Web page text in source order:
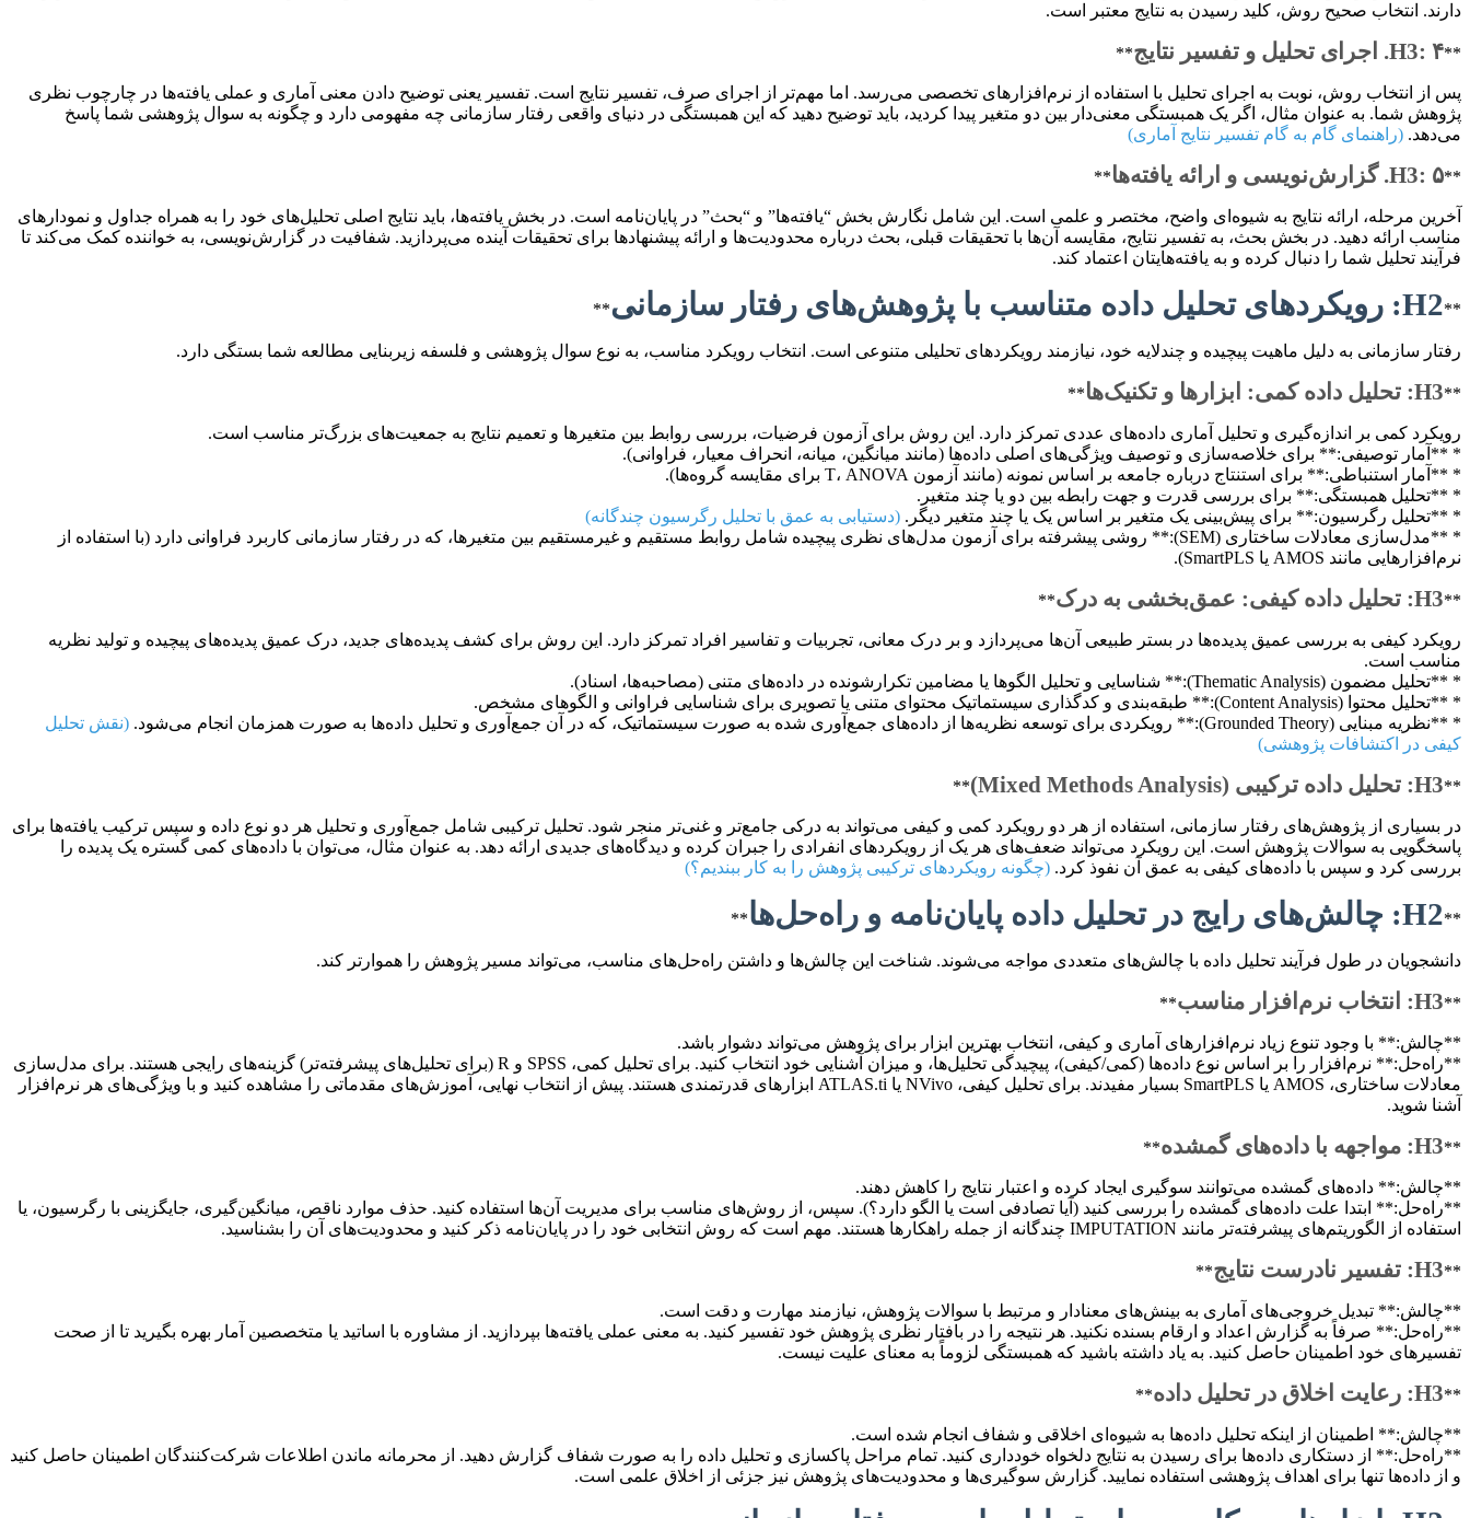
دارند. انتخاب صحیح روش، کلید رسیدن به نتایج معتبر است.
**H3: ۴. اجرای تحلیل و تفسیر نتایج **
پس از انتخاب روش، نوبت به اجرای تحلیل با استفاده از نرم‌افزارهای تخصصی می‌رسد. اما مهم‌تر از اجرای صرف، تفسیر نتایج است. تفسیر یعنی توضیح دادن معنی آماری و عملی یافته‌ها در چارچوب نظری
پژوهش شما. به عنوان مثال، اگر یک همبستگی معنی‌دار بین دو متغیر پیدا کردید، باید توضیح دهید که این همبستگی در دنیای واقعی رفتار سازمانی چه مفهومی دارد و چگونه به سوال پژوهشی شما پاسخ
می‌دهد. (راهنمای گام به گام تفسیر نتایج آماری)
**H3: ۵. گزارش‌نویسی و ارائه یافته‌ها **
آخرین مرحله، ارائه نتایج به شیوه‌ای واضح، مختصر و علمی است. این شامل نگارش بخش “یافته‌ها” و “بحث” در پایان‌نامه است. در بخش یافته‌ها، باید نتایج اصلی تحلیل‌های خود را به همراه جداول و نمودارهای
مناسب ارائه دهید. در بخش بحث، به تفسیر نتایج، مقایسه آن‌ها با تحقیقات قبلی، بحث درباره محدودیت‌ها و ارائه پیشنهادها برای تحقیقات آینده می‌پردازید. شفافیت در گزارش‌نویسی، به خواننده کمک می‌کند تا
فرآیند تحلیل شما را دنبال کرده و به یافته‌هایتان اعتماد کند.
**H2: رویکردهای تحلیل داده متناسب با پژوهش‌های رفتار سازمانی **
رفتار سازمانی به دلیل ماهیت پیچیده و چندلایه خود، نیازمند رویکردهای تحلیلی متنوعی است. انتخاب رویکرد مناسب، به نوع سوال پژوهشی و فلسفه زیربنایی مطالعه شما بستگی دارد.
**H3: تحلیل داده کمی: ابزارها و تکنیک‌ها **
رویکرد کمی بر اندازه‌گیری و تحلیل آماری داده‌های عددی تمرکز دارد. این روش برای آزمون فرضیات، بررسی روابط بین متغیرها و تعمیم نتایج به جمعیت‌های بزرگ‌تر مناسب است.
* **آمار توصیفی:** برای خلاصه‌سازی و توصیف ویژگی‌های اصلی داده‌ها (مانند میانگین، میانه، انحراف معیار، فراوانی).
* **آمار استنباطی:** برای استنتاج درباره جامعه بر اساس نمونه (مانند آزمون T، ANOVA برای مقایسه گروه‌ها).
* **تحلیل همبستگی:** برای بررسی قدرت و جهت رابطه بین دو یا چند متغیر.
* **تحلیل رگرسیون:** برای پیش‌بینی یک متغیر بر اساس یک یا چند متغیر دیگر. (دستیابی به عمق با تحلیل رگرسیون چندگانه)
* **مدل‌سازی معادلات ساختاری (SEM):** روشی پیشرفته برای آزمون مدل‌های نظری پیچیده شامل روابط مستقیم و غیرمستقیم بین متغیرها، که در رفتار سازمانی کاربرد فراوانی دارد (با استفاده از
نرم‌افزارهایی مانند AMOS یا SmartPLS).
**H3: تحلیل داده کیفی: عمق‌بخشی به درک **
رویکرد کیفی به بررسی عمیق پدیده‌ها در بستر طبیعی آن‌ها می‌پردازد و بر درک معانی، تجربیات و تفاسیر افراد تمرکز دارد. این روش برای کشف پدیده‌های جدید، درک عمیق پدیده‌های پیچیده و تولید نظریه
مناسب است.
* **تحلیل مضمون (Thematic Analysis):** شناسایی و تحلیل الگوها یا مضامین تکرارشونده در داده‌های متنی (مصاحبه‌ها، اسناد).
* **تحلیل محتوا (Content Analysis):** طبقه‌بندی و کدگذاری سیستماتیک محتوای متنی یا تصویری برای شناسایی فراوانی و الگوهای مشخص.
* **نظریه مبنایی (Grounded Theory):** رویکردی برای توسعه نظریه‌ها از داده‌های جمع‌آوری شده به صورت سیستماتیک، که در آن جمع‌آوری و تحلیل داده‌ها به صورت همزمان انجام می‌شود.
(نقش تحلیل
کیفی در اکتشافات پژوهشی)
**H3: تحلیل داده ترکیبی (Mixed Methods Analysis) **
در بسیاری از پژوهش‌های رفتار سازمانی، استفاده از هر دو رویکرد کمی و کیفی می‌تواند به درکی جامع‌تر و غنی‌تر منجر شود. تحلیل ترکیبی شامل جمع‌آوری و تحلیل هر دو نوع داده و سپس ترکیب یافته‌ها برای
پاسخگویی به سوالات پژوهش است. این رویکرد می‌تواند ضعف‌های هر یک از رویکردهای انفرادی را جبران کرده و دیدگاه‌های جدیدی ارائه دهد. به عنوان مثال، می‌توان با داده‌های کمی گستره یک پدیده را
بررسی کرد و سپس با داده‌های کیفی به عمق آن نفوذ کرد. (چگونه رویکردهای ترکیبی پژوهش را به کار ببندیم؟)
**H2: چالش‌های رایج در تحلیل داده پایان‌نامه و راه‌حل‌ها **
دانشجویان در طول فرآیند تحلیل داده با چالش‌های متعددی مواجه می‌شوند. شناخت این چالش‌ها و داشتن راه‌حل‌های مناسب، می‌تواند مسیر پژوهش را هموارتر کند.
**H3: انتخاب نرم‌افزار مناسب **
**چالش:** با وجود تنوع زیاد نرم‌افزارهای آماری و کیفی، انتخاب بهترین ابزار برای پژوهش می‌تواند دشوار باشد.
**راه‌حل:** نرم‌افزار را بر اساس نوع داده‌ها (کمی/کیفی)، پیچیدگی تحلیل‌ها، و میزان آشنایی خود انتخاب کنید. برای تحلیل کمی، SPSS و R (برای تحلیل‌های پیشرفته‌تر) گزینه‌های رایجی هستند. برای مدل‌سازی
معادلات ساختاری، AMOS یا SmartPLS بسیار مفیدند. برای تحلیل کیفی، NVivo یا ATLAS.ti ابزارهای قدرتمندی هستند. پیش از انتخاب نهایی، آموزش‌های مقدماتی را مشاهده کنید و با ویژگی‌های هر نرم‌افزار
آشنا شوید.
**H3: مواجهه با داده‌های گمشده **
**چالش:** داده‌های گمشده می‌توانند سوگیری ایجاد کرده و اعتبار نتایج را کاهش دهند.
**راه‌حل:** ابتدا علت داده‌های گمشده را بررسی کنید (آیا تصادفی است یا الگو دارد؟). سپس، از روش‌های مناسب برای مدیریت آن‌ها استفاده کنید. حذف موارد ناقص، میانگین‌گیری، جایگزینی با رگرسیون، یا
استفاده از الگوریتم‌های پیشرفته‌تر مانند IMPUTATION چندگانه از جمله راهکارها هستند. مهم است که روش انتخابی خود را در پایان‌نامه ذکر کنید و محدودیت‌های آن را بشناسید.
**H3: تفسیر نادرست نتایج **
**چالش:** تبدیل خروجی‌های آماری به بینش‌های معنادار و مرتبط با سوالات پژوهش، نیازمند مهارت و دقت است.
**راه‌حل:** صرفاً به گزارش اعداد و ارقام بسنده نکنید. هر نتیجه را در بافتار نظری پژوهش خود تفسیر کنید. به معنی عملی یافته‌ها بپردازید. از مشاوره با اساتید یا متخصصین آمار بهره بگیرید تا از صحت
تفسیرهای خود اطمینان حاصل کنید. به یاد داشته باشید که همبستگی لزوماً به معنای علیت نیست.
**H3: رعایت اخلاق در تحلیل داده **
**چالش:** اطمینان از اینکه تحلیل داده‌ها به شیوه‌ای اخلاقی و شفاف انجام شده است.
**راه‌حل:** از دستکاری داده‌ها برای رسیدن به نتایج دلخواه خودداری کنید. تمام مراحل پاکسازی و تحلیل داده را به صورت شفاف گزارش دهید. از محرمانه ماندن اطلاعات شرکت‌کنندگان اطمینان حاصل کنید
و از داده‌ها تنها برای اهداف پژوهشی استفاده نمایید. گزارش سوگیری‌ها و محدودیت‌های پژوهش نیز جزئی از اخلاق علمی است.